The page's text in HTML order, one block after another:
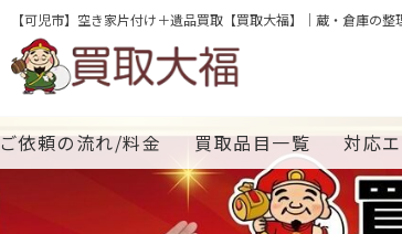
【可児市】空き家片付け＋遺品買取【買取大福】｜蔵・倉庫の
ご依頼の流れ/料金 買取品目一覧 対応